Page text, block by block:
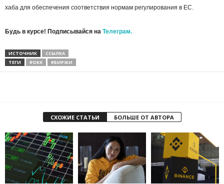
хаба для обеспечения соответствия нормам регулирования в ЕС.
Будь в курсе! Подписывайся на Телеграм.
ИСТОЧНИК
ССЫЛКА
ТЕГИ
#OKX #БИРЖИ
СХОЖИЕ СТАТЬИ БОЛЬШЕ ОТ АВТОРА